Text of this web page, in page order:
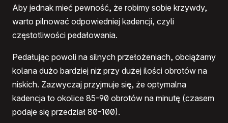
Aby jednak mieć pewność, że robimy sobie krzywdy,
warto pilnować odpowiedniej kadencji, czyli
częstotliwości pedałowania.
Pedałując powoli na silnych przełożeniach, obciążamy
kolana dużo bardziej niż przy dużej ilości obrotów na
niskich. Zazwyczaj przyjmuje się, że optymalna
kadencja to okolice 85-90 obrotów na minutę (czasem
podaje się przedział 80-100).